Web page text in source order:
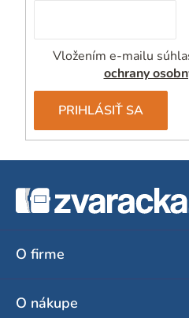
e
r
v
k
ý
p
s
u
Vložením e-mailu
ochrany
PRIHLÁSIŤ SA
O firme
O nákupe